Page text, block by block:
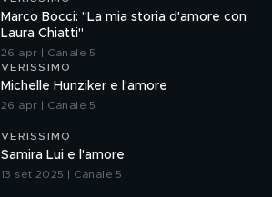
Marco Bocci: "La mia storia d'amore con
Laura Chiatti"
26 apr | Canale 5
VERISSIMO
Michelle Hunziker e l'amore
26 apr | Canale 5
VERISSIMO
Samira Lui e l'amore
13 set 2025 | Canale 5